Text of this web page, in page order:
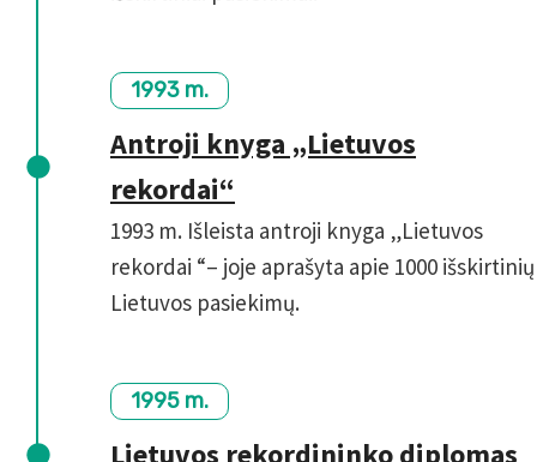
1993 m.
Antroji knyga „Lietuvos
rekordai“
1993 m. Išleista antroji knyga „Lietuvos
rekordai “– joje aprašyta apie 1000 išskirtinių
Lietuvos pasiekimų.
1995 m.
Lietuvos rekordininko diplomas